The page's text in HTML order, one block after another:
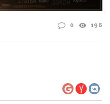
0 196